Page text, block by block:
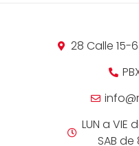
28 Calle 15-
LUN a VIE
SAB